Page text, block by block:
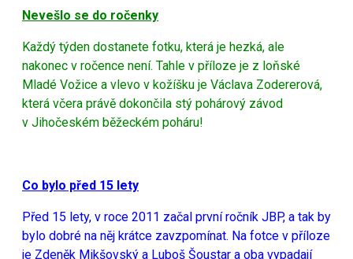
Nevešlo se do ročenky
Každý týden dostanete fotku, která je hezká, ale
nakonec v ročence není. Tahle v příloze je z loňské
Mladé Vožice a vlevo v kožíšku je Václava Zodererová,
která včera právě dokončila stý pohárový závod
v Jihočeském běžeckém poháru!
Co bylo před 15 lety
Před 15 lety, v roce 2011 začal první ročník JBP, a tak by
bylo dobré na něj krátce zavzpomínat. Na fotce v příloze
je Zdeněk Mikšovský a Luboš Šoustar a oba vypadají